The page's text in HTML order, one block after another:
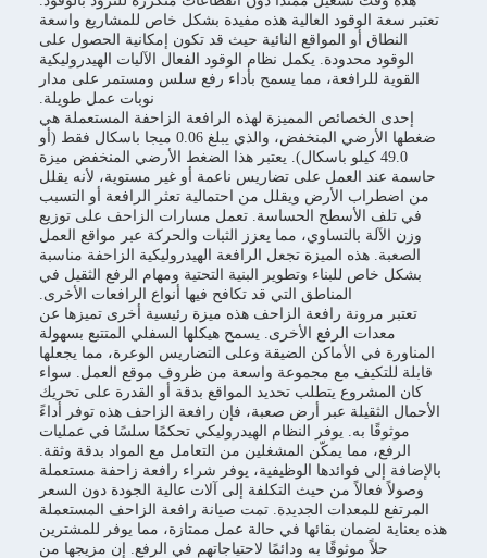
تعتبر سعة الوقود العالية هذه مفيدة بشكل خاص للمشاريع واسعة
النطاق أو المواقع النائية حيث قد تكون إمكانية الحصول على
الوقود محدودة. يكمل نظام الوقود الفعال الآليات الهيدروليكية
القوية للرافعة، مما يسمح بأداء رفع سلس ومستمر على مدار
نوبات عمل طويلة.
إحدى الخصائص المميزة لهذه الرافعة الزاحفة المستعملة هي
ضغطها الأرضي المنخفض، والذي يبلغ 0.06 ميجا باسكال فقط (أو
49.0 كيلو باسكال). يعتبر هذا الضغط الأرضي المنخفض ميزة
حاسمة عند العمل على تضاريس ناعمة أو غير مستوية، لأنه يقلل
من اضطراب الأرض ويقلل من احتمالية تعثر الرافعة أو التسبب
في تلف الأسطح الحساسة. تعمل مسارات الزاحف على توزيع
وزن الآلة بالتساوي، مما يعزز الثبات والحركة عبر مواقع العمل
الصعبة. هذه الميزة تجعل الرافعة الهيدروليكية الزاحفة مناسبة
بشكل خاص للبناء وتطوير البنية التحتية ومهام الرفع الثقيل في
المناطق التي قد تكافح فيها أنواع الرافعات الأخرى.
تعتبر مرونة رافعة الزاحف هذه ميزة رئيسية أخرى تميزها عن
معدات الرفع الأخرى. يسمح هيكلها السفلي المتتبع بسهولة
المناورة في الأماكن الضيقة وعلى التضاريس الوعرة، مما يجعلها
قابلة للتكيف مع مجموعة واسعة من ظروف موقع العمل. سواء
كان المشروع يتطلب تحديد المواقع بدقة أو القدرة على تحريك
الأحمال الثقيلة عبر أرض صعبة، فإن رافعة الزاحف هذه توفر أداءً
موثوقًا به. يوفر النظام الهيدروليكي تحكمًا سلسًا في عمليات
الرفع، مما يمكّن المشغلين من التعامل مع المواد بدقة وثقة.
بالإضافة إلى فوائدها الوظيفية، يوفر شراء رافعة زاحفة مستعملة
وصولاً فعالاً من حيث التكلفة إلى آلات عالية الجودة دون السعر
المرتفع للمعدات الجديدة. تمت صيانة رافعة الزاحف المستعملة
هذه بعناية لضمان بقائها في حالة عمل ممتازة، مما يوفر للمشترين
حلاً موثوقًا به ودائمًا لاحتياجاتهم في الرفع. إن مزيجها من